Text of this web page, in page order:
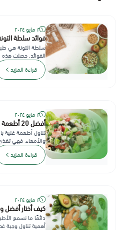
٢ مايو ٢٠٢٤
فوائد سلطة
سلطة التونة هي
الفوائد. حصلت
الأخيرة، وخاصة بين
قراءة المزيد
٢ مايو ٢٠٢٤
أفضل 20 أطعمة غنية بالألياف
تناول أطعمة غنية
والأمعاء. فهي تغذي
خسارة الوزن
قراءة المزيد
٢ مايو ٢٠٢٤
كيف أختار أفضل
دائمًا ما نسمع
أهمية تناول وجبة